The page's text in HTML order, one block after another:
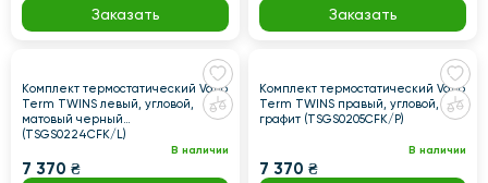
Заказать Заказать
Комплект термостатический Vario
Term TWINS левый, угловой,
матовый черный
(TSGS0224CFK/L)
В наличии
7 370 ₴
Комплект термостатический Vario
Term TWINS правый, угловой,
графит (TSGS0205CFK/P)
В наличии
7 370 ₴